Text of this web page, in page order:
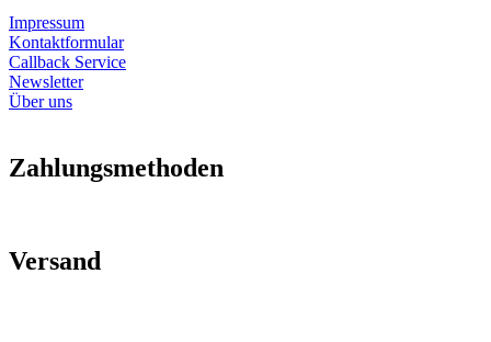
Impressum
Kontaktformular
Callback Service
Newsletter
Über uns
Zahlungsmethoden
Versand